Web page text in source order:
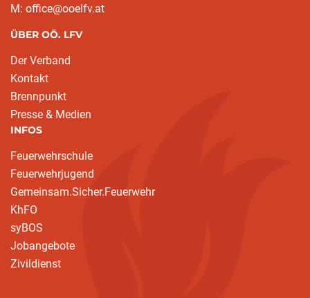
M: office@ooelfv.at
ÜBER OÖ. LFV
Der Verband
Kontakt
Brennpunkt
Presse & Medien
INFOS
Feuerwehrschule
Feuerwehrjugend
Gemeinsam.Sicher.Feuerwehr
KhFO
syBOS
Jobangebote
Zivildienst